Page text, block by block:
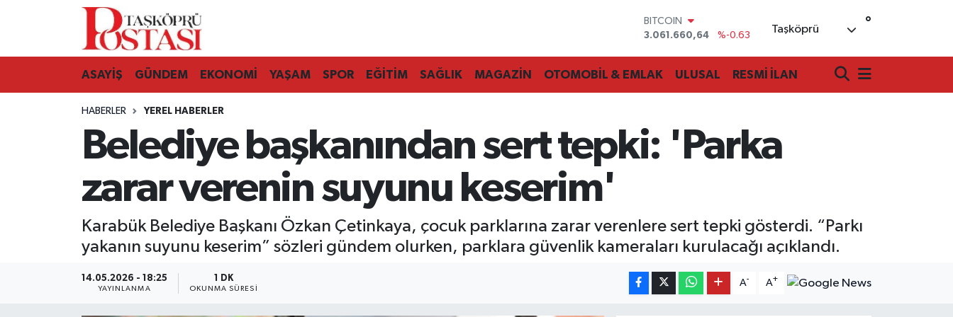
BITCOIN
3.061.660,64
%-0.63
EURO
55,0406
%-0.08
GRAM ALTIN
6510.40
%0.45
BİST100
Taşköprü °
ASAYİŞ GÜNDEM EKONOMİ YAŞAM SPOR EĞİTİM SAĞLIK MAGAZİN OTOMOBİL & EMLAK ULUSAL RESMİ İLAN
HABERLER YEREL HABERLER
Belediye başkanından sert tepki: 'Parka
zarar verenin suyunu keserim'
Karabük Belediye Başkanı Özkan Çetinkaya, çocuk parklarına zarar verenlere sert tepki gösterdi. “Parkı
yakanın suyunu keserim” sözleri gündem olurken, parklara güvenlik kameraları kurulacağı açıklandı.
14.05.2026 - 18:25
YAYINLANMA
1 DK
OKUNMA SÜRESI
A- A+
Kastamonu Vefat Edenler
Araç Haberleri
Azdavay Haberleri
Bozkurt Haberleri